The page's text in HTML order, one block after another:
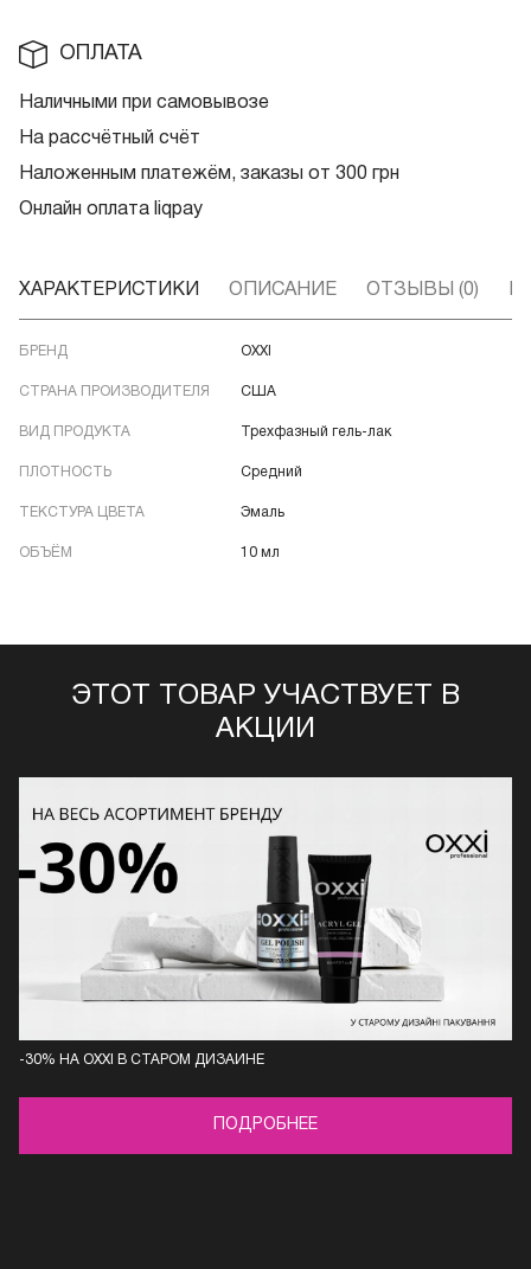
ОПЛАТА
Наличными при самовывозе
На рассчётный счёт
Наложенным платежём, заказы от 300 грн
Онлайн оплата liqpay
ХАРАКТЕРИСТИКИ ОПИСАНИЕ ОТЗЫВЫ (0)
БРЕНД OXXI
СТРАНА ПРОИЗВОДИТЕЛЯ США
ВИД ПРОДУКТА Трехфазный гель-лак
ПЛОТНОСТЬ Средний
ТЕКСТУРА ЦВЕТА Эмаль
ОБЪЁМ 10 мл
ЭТОТ ТОВАР УЧАСТВУЕТ В
АКЦИИ
-30% НА OXXI В СТАРОМ ДИЗАЙНЕ
ПОДРОБНЕЕ